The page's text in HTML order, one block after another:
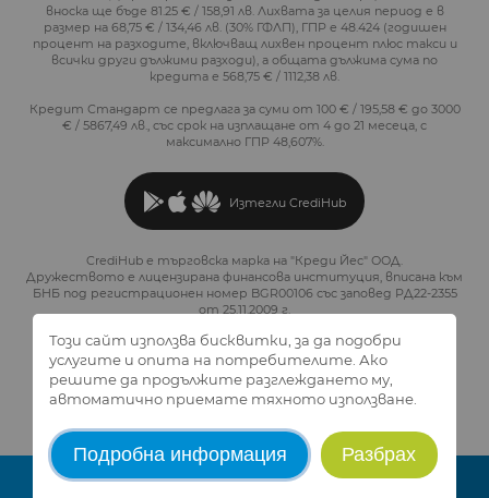
вноска ще бъде 81.25 € / 158,91 лв. Лихвата за целия период е в
размер на 68,75 € / 134,46 лв. (30% ГФЛП), ГПР е 48.424 (годишен
процент на разходите, включващ лихвен процент плюс такси и
всички други дължими разходи), а общата дължима сума по
кредита е 568,75 € / 1112,38 лв.
Кредит Стандарт се предлага за суми от 100 € / 195,58 € до 3000
€ / 5867,49 лв., със срок на изплащане от 4 до 21 месеца, с
максимално ГПР 48,607%.
Изтегли CrediHub
CrediHub е търговска марка на "Креди Йес" ООД.
Дружеството е лицензирана финансова институция, вписана към
БНБ под регистрационен номер BGR00106 със заповед РД22-2355
от 25.11.2009 г.
2026 © CrediHub.Всички права запазени.
Този сайт използва бисквитки, за да подобри
услугите и опита на потребителите. Ако
решите да продължите разглеждането му,
автоматично приемате тяхното използване.
Подробна информация Разбрах